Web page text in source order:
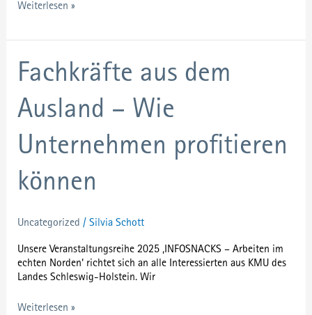
Weiterlesen »
Fachkräfte aus dem
Ausland – Wie
Unternehmen profitieren
können
Uncategorized / Silvia Schott
Unsere Veranstaltungsreihe 2025 ‚INFOSNACKS – Arbeiten im
echten Norden‘ richtet sich an alle Interessierten aus KMU des
Landes Schleswig-Holstein. Wir
Fachkräfte
aus
Ausland
–
Wie
Unternehmen
können
Weiterlesen »